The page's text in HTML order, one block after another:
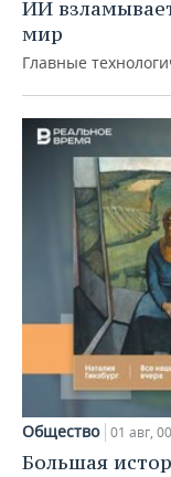
ИИ
мир
Главные
Общество 01 авг,
Большая